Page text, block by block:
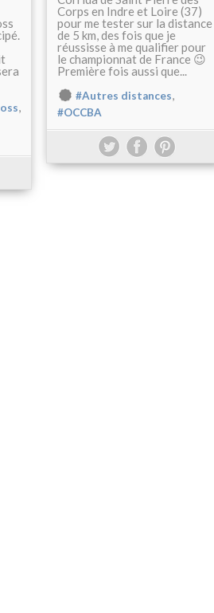
,
Corps en Indre et Loire (37)
pour me tester sur la distance
de 5 km, des fois que je
réussisse à me qualifier pour
le championnat de France 😉
Première fois aussi que...
#Autres distances,
#OCCBA